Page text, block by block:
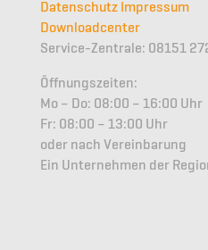
Datenschutz Impressum
Downloadcenter
Service-Zentrale: 08151
Öffnungszeiten:
Mo – Do: 08:00 – 16:00 Uhr
Fr: 08:00 – 13:00 Uhr
oder nach Vereinbarung
Ein Unternehmen der